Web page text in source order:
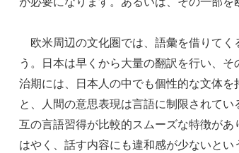
欧米周辺の文化圏では、語彙を借りてく
う。日本は早くから大量の翻訳を行い、
治期には、日本人の中でも個性的な文体
と、人間の意思表現は言語に制限されて
互の言語習得が比較的スムーズな特徴が
はやく、話す内容にも違和感が少ないと